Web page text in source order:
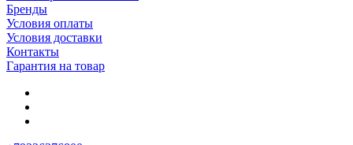
Бренды
Условия оплаты
Условия доставки
Контакты
Гарантия на товар